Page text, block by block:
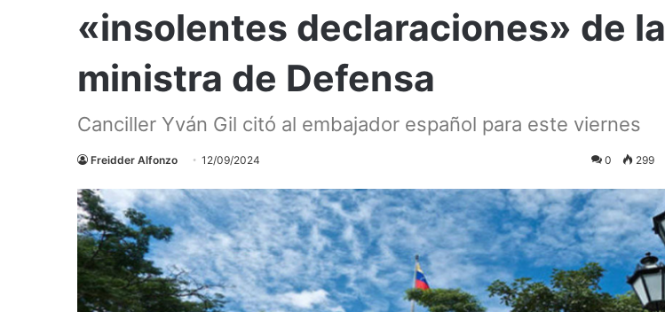
«insolentes declaraciones» de la
ministra de Defensa
Canciller Yván Gil citó al embajador español para este viernes
Freidder Alfonzo 12/09/2024 0 299